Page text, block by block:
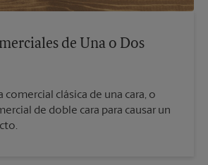
de Una o Dos
comercial clásica de una cara, o
de doble cara para causar un